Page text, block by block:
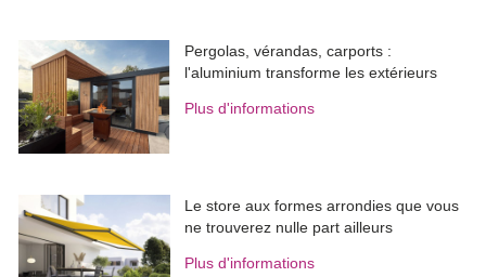
Pergolas, vérandas, carports :
l'aluminium transforme les extérieurs
Plus d'informations
Le store aux formes arrondies que vous
ne trouverez nulle part ailleurs
Plus d'informations